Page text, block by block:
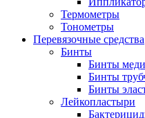
Термометры
Тонометры
Перевязочные средства
Бинты
Бинты
Бинты
Бинты
Лейкопластыри